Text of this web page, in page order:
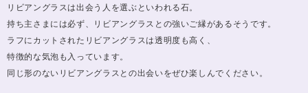
リビアングラスは出会う人を選ぶといわれる石。
持ち主さまには必ず、リビアングラスとの強いご縁があるそうです。
ラフにカットされたリビアングラスは透明度も高く、
特徴的な気泡も入っています。
同じ形のないリビアングラスとの出会いをぜひ楽しんでください。